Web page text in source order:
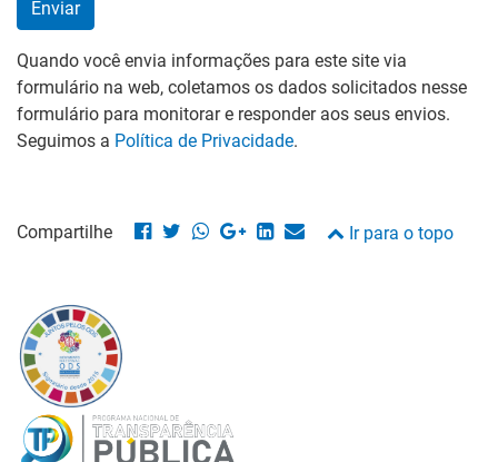
Quando você envia informações para este site via
formulário na web, coletamos os dados solicitados nesse
formulário para monitorar e responder aos seus envios.
Seguimos a Política de Privacidade.
Compartilhe Ir para o topo